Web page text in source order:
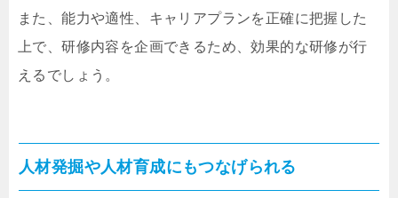
また、能力や適性、キャリアプランを正確に把握した
上で、研修内容を企画できるため、効果的な研修が行
えるでしょう。
人材発掘や人材育成にもつなげられる